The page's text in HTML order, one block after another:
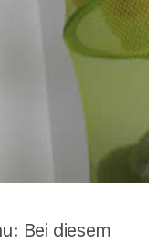
Bei diesem